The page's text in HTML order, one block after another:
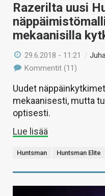
Razerilta uusi
mekaanisilla
29.6.2018 - 11:21 /
Kommentit (11)
Uudet
mekaanisesti, mutta
optisesti.
Lue lisää
Huntsman Huntsman Elite